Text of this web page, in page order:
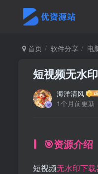
首页 软件分享 电
短视频无水
海洋清风
1个月前更新
🎯资源介绍
短视频无水印下载